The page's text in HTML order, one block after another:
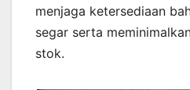
menjaga ketersediaan
segar serta
stok.